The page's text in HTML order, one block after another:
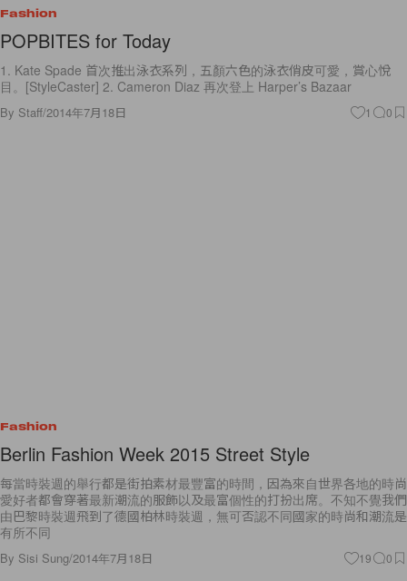
Fashion
POPBITES for Today
1. Kate Spade 首次推出泳衣系列，五顏六色的泳衣俏皮可愛，賞心悅
目。[StyleCaster] 2. Cameron Diaz 再次登上 Harper’s Bazaar
By Staff/2014年7月18日 1 0
Fashion
Berlin Fashion Week 2015 Street Style
每當時裝週的舉行都是街拍素材最豐富的時間，因為來自世界各地的時尚
愛好者都會穿著最新潮流的服飾以及最富個性的打扮出席。不知不覺我們
由巴黎時裝週飛到了德國柏林時裝週，無可否認不同國家的時尚和潮流是
有所不同
By Sisi Sung/2014年7月18日 19 0